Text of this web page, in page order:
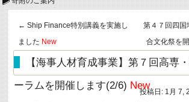
← Ship Finance特別講義を実施し
ました New
第４７回四国
合文化祭を
【海事人材育成事業】第７回高専
ーラムを開催します(2/6) New
投稿日: 1月 7,